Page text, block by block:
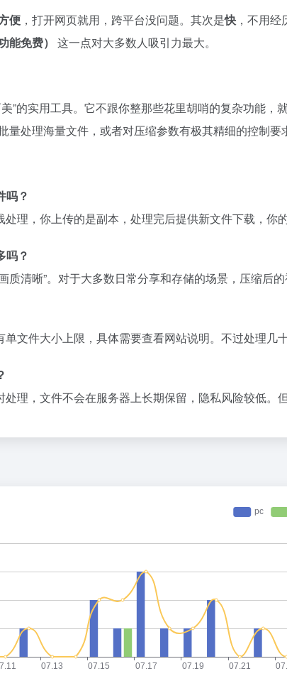
便 ，打开网页就用，跨平台没问题。其次是快 ，不用
能免费） 这一点对大多数人吸引力最大。
”的实用工具。它不跟你整那些花里胡哨的复杂功能
量处理海量文件，或者对压缩参数有极其精细的控制要
吗？
理，你上传的是副本，处理完后提供新文件下载，你
吗？
质清晰”。对于大多数日常分享和存储的场景，压缩后
文件大小上限，具体需要查看网站说明。不过处理几
理，文件不会在服务器上长期保留，隐私风险较低。